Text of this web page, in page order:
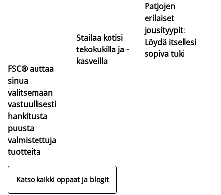
FSC® auttaa
sinua
valitsemaan
vastuullisesti
hankitusta
puusta
valmistettuja
tuotteita
Stailaa kotisi
tekokukilla ja -
kasveilla
Patjojen
erilaiset
jousityypit:
Löydä itsellesi
sopiva tuki
Katso kaikki oppaat ja blogit